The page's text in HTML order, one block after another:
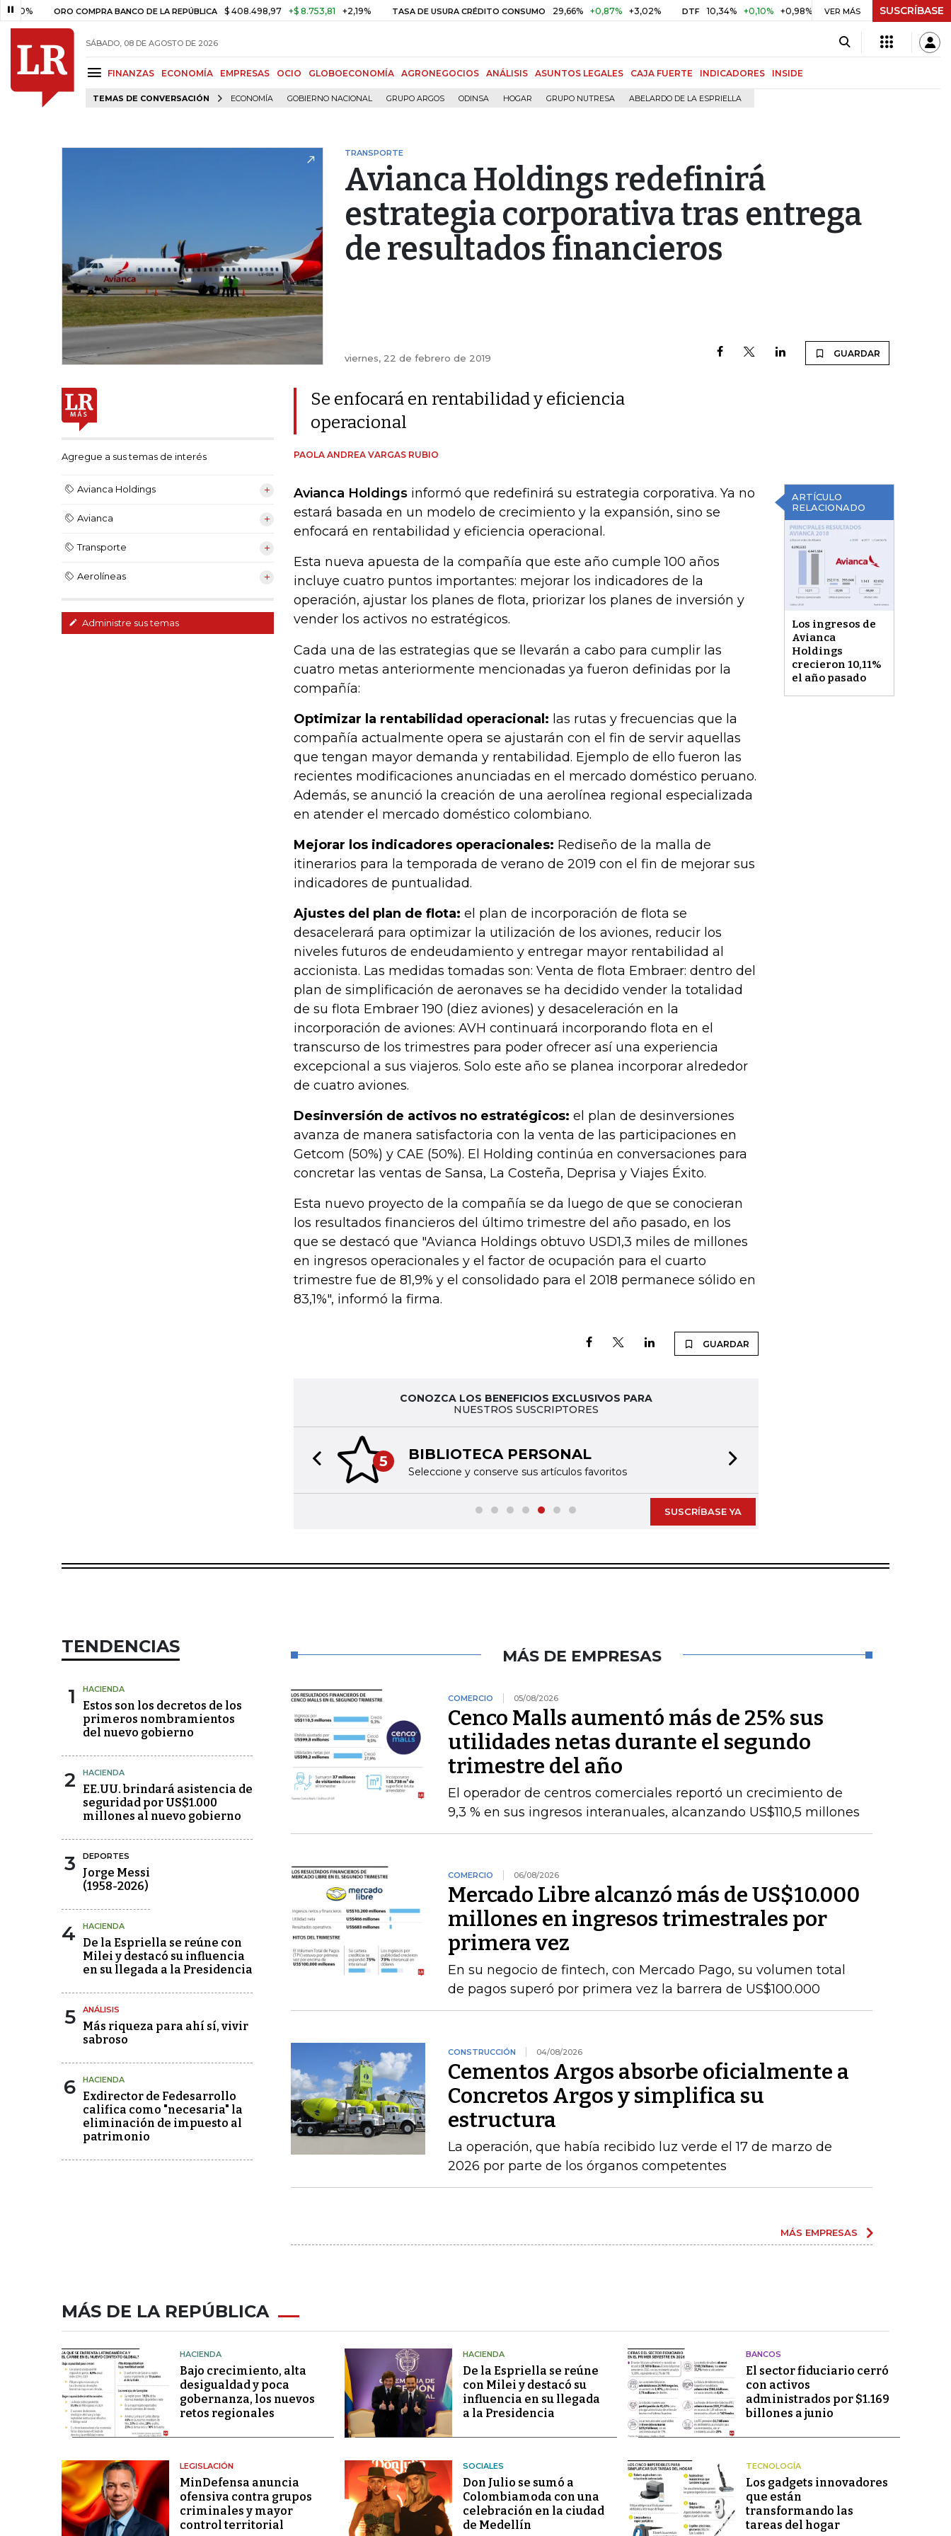
ORO COMPRA BANCO DE LA REPÚBLICA $ 408.498,97 +$ 8.753,81 +2,19% TASA DE USURA CRÉDITO CONSUMO 29,66% +0,87% +3,02% DTF 10,34% +0,10% +0,98% UVR $ 416,96 +$ 0,05 +0,01%
VER MÁS SUSCRÍBASE
SÁBADO, 08 DE AGOSTO DE 2026
FINANZAS ECONOMÍA EMPRESAS OCIO GLOBOECONOMÍA AGRONEGOCIOS ANÁLISIS ASUNTOS LEGALES CAJA FUERTE INDICADORES INSIDE
TEMAS DE CONVERSACIÓN ECONOMÍA GOBIERNO NACIONAL GRUPO ARGOS ODINSA HOGAR GRUPO NUTRESA ABELARDO DE LA ESPRIELLA
TRANSPORTE
Avianca Holdings redefinirá
estrategia corporativa tras entrega
de resultados financieros
viernes, 22 de febrero de 2019 GUARDAR
Agregue a sus temas de interés
Avianca Holdings
Avianca
Transporte
Aerolíneas
Administre sus temas
Se enfocará en rentabilidad y eficiencia
operacional
PAOLA ANDREA VARGAS RUBIO
ARTÍCULO
RELACIONADO
Los ingresos de
Avianca
Holdings
crecieron 10,11%
el año pasado
Avianca Holdings informó que redefinirá su estrategia corporativa. Ya no
estará basada en un modelo de crecimiento y la expansión, sino se
enfocará en rentabilidad y eficiencia operacional.
Esta nueva apuesta de la compañía que este año cumple 100 años
incluye cuatro puntos importantes: mejorar los indicadores de la
operación, ajustar los planes de flota, priorizar los planes de inversión y
vender los activos no estratégicos.
Cada una de las estrategias que se llevarán a cabo para cumplir las
cuatro metas anteriormente mencionadas ya fueron definidas por la
compañía:
Optimizar la rentabilidad operacional: las rutas y frecuencias que la
compañía actualmente opera se ajustarán con el fin de servir aquellas
que tengan mayor demanda y rentabilidad. Ejemplo de ello fueron las
recientes modificaciones anunciadas en el mercado doméstico peruano.
Además, se anunció la creación de una aerolínea regional especializada
en atender el mercado doméstico colombiano.
Mejorar los indicadores operacionales: Rediseño de la malla de
itinerarios para la temporada de verano de 2019 con el fin de mejorar sus
indicadores de puntualidad.
Ajustes del plan de flota: el plan de incorporación de flota se
desacelerará para optimizar la utilización de los aviones, reducir los
niveles futuros de endeudamiento y entregar mayor rentabilidad al
accionista. Las medidas tomadas son: Venta de flota Embraer: dentro del
plan de simplificación de aeronaves se ha decidido vender la totalidad
de su flota Embraer 190 (diez aviones) y desaceleración en la
incorporación de aviones: AVH continuará incorporando flota en el
transcurso de los trimestres para poder ofrecer así una experiencia
excepcional a sus viajeros. Solo este año se planea incorporar alrededor
de cuatro aviones.
Desinversión de activos no estratégicos: el plan de desinversiones
avanza de manera satisfactoria con la venta de las participaciones en
Getcom (50%) y CAE (50%). El Holding continúa en conversaciones para
concretar las ventas de Sansa, La Costeña, Deprisa y Viajes Éxito.
Esta nuevo proyecto de la compañía se da luego de que se conocieran
los resultados financieros del último trimestre del año pasado, en los
que se destacó que "Avianca Holdings obtuvo USD1,3 miles de millones
en ingresos operacionales y el factor de ocupación para el cuarto
trimestre fue de 81,9% y el consolidado para el 2018 permanece sólido en
83,1%", informó la firma.
GUARDAR
CONOZCA LOS BENEFICIOS EXCLUSIVOS PARA
NUESTROS SUSCRIPTORES
5 BIBLIOTECA PERSONAL
Seleccione y conserve sus artículos favoritos
Previous slide
SUSCRÍBASE YA
TENDENCIAS
1 HACIENDA
Estos son los decretos de los
primeros nombramientos
del nuevo gobierno
2 HACIENDA
EE.UU. brindará asistencia de
seguridad por US$1.000
millones al nuevo gobierno
3 DEPORTES
Jorge Messi
(1958-2026)
4 HACIENDA
De la Espriella se reúne con
Milei y destacó su influencia
en su llegada a la Presidencia
5 ANÁLISIS
Más riqueza para ahí sí, vivir
sabroso
6 HACIENDA
Exdirector de Fedesarrollo
califica como "necesaria" la
eliminación de impuesto al
patrimonio
MÁS DE EMPRESAS
COMERCIO 05/08/2026
Cenco Malls aumentó más de 25% sus
utilidades netas durante el segundo
trimestre del año
El operador de centros comerciales reportó un crecimiento de
9,3 % en sus ingresos interanuales, alcanzando US$110,5 millones
COMERCIO 06/08/2026
Mercado Libre alcanzó más de US$10.000
millones en ingresos trimestrales por
primera vez
En su negocio de fintech, con Mercado Pago, su volumen total
de pagos superó por primera vez la barrera de US$100.000
CONSTRUCCIÓN 04/08/2026
Cementos Argos absorbe oficialmente a
Concretos Argos y simplifica su
estructura
La operación, que había recibido luz verde el 17 de marzo de
2026 por parte de los órganos competentes
MÁS EMPRESAS
MÁS DE LA REPÚBLICA
HACIENDA
Bajo crecimiento, alta
desigualdad y poca
gobernanza, los nuevos
retos regionales
HACIENDA
De la Espriella se reúne
con Milei y destacó su
influencia en su llegada
a la Presidencia
BANCOS
El sector fiduciario cerró
con activos
administrados por $1.169
billones a junio
LEGISLACIÓN
MinDefensa anuncia
ofensiva contra grupos
criminales y mayor
control territorial
SOCIALES
Don Julio se sumó a
Colombiamoda con una
celebración en la ciudad
de Medellín
TECNOLOGÍA
Los gadgets innovadores
que están
transformando las
tareas del hogar